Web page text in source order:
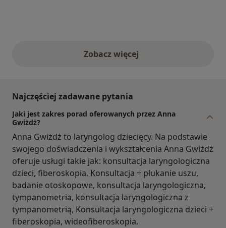
Zobacz więcejopinie powyżej
Najczęściej zadawane pytania
Jaki jest zakres porad oferowanych przez Anna
Gwiżdż?
Anna Gwiżdż to laryngolog dziecięcy. Na podstawie
swojego doświadczenia i wykształcenia Anna Gwiżdż
oferuje usługi takie jak: konsultacja laryngologiczna
dzieci, fiberoskopia, Konsultacja + płukanie uszu,
badanie otoskopowe, konsultacja laryngologiczna,
tympanometria, konsultacja laryngologiczna z
tympanometrią, Konsultacja laryngologiczna dzieci +
fiberoskopia, wideofiberoskopia.